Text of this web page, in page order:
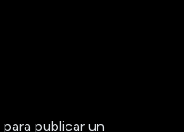
para publicar un